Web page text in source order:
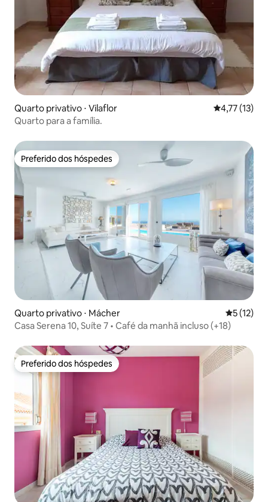
Quarto privativo ⋅ Vilaflor 4,77 de uma
4,77 (13)
Quarto para a família.
Preferido dos hóspedes
Preferido dos hóspedes
Quarto privativo ⋅ Mácher 5 de uma
5 (12)
Casa Serena 10, Suíte 7 • Café da manhã incluso (+18)
Preferido dos hóspedes
Preferido dos hóspedes